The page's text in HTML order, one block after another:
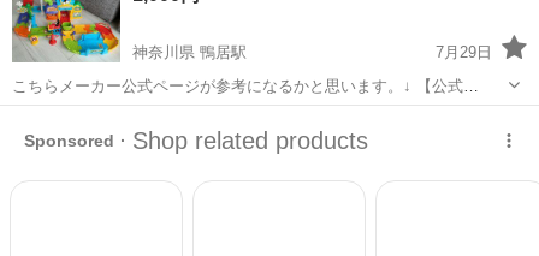
神奈川県 鴨居駅
7月29日
こちらメーカー公式ページが参考になるかと思います。↓ 【公式
URL】https://www.vtechtoys.co.jp/products/detail/mickey-mouse-choo-
choo-express 【状...